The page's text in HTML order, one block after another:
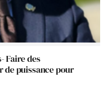
Faire des
de puissance pour